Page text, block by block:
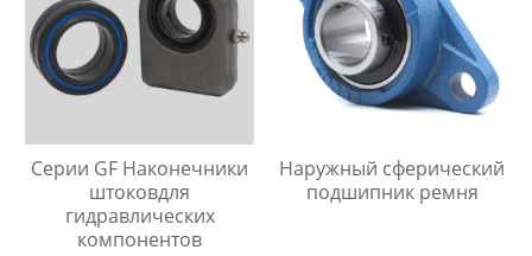
Серии GF Наконечники
штоковдля
гидравлических
компонентов
Наружный сферический
подшипник ремня